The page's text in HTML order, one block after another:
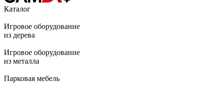
Каталог
Игровое оборудование
из дерева
Игровое оборудование
из металла
Парковая мебель